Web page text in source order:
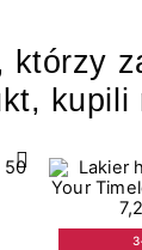
którzy
kupili